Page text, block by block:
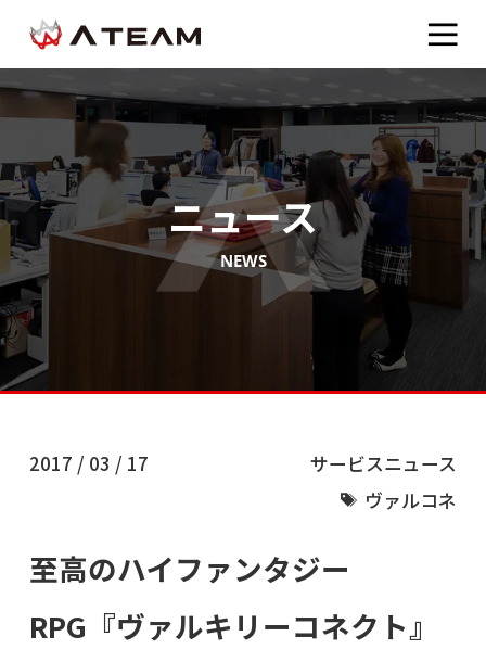
ニュース
NEWS
2017 / 03 / 17
サービスニュース
ヴァルコネ
至高のハイファンタジー
RPG『ヴァルキリーコネクト』